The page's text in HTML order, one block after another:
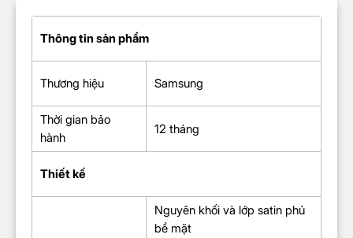
Thông tin sản phẩm
Thương hiệu Samsung
Thời gian bảo
hành
12 tháng
Thiết kế
Nguyên khối và lớp satin phủ
bề mặt